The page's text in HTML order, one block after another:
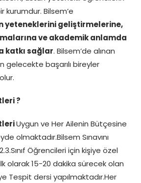
kurumdur. Bilsem’e
yeteneklerini geliştirmelerine,
ve akademik anlamda
katkı sağlar. Bilsem’de alınan
gelecekte başarılı bireyler
?
Uygun ve Her Ailenin Bütçesine
olmaktadır.Bilsem Sınavını
Öğrencileri için kişiye özel
olarak 15-20 dakika sürecek olan
Tespit dersi yapılmaktadır.Her